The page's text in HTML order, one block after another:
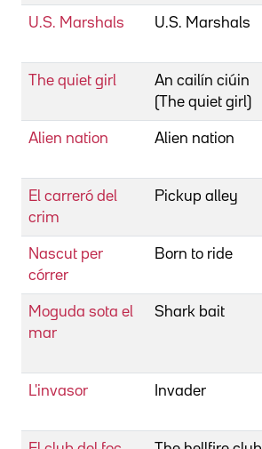
U.S. Marshals U.S. Marshals
The quiet girl
An cailín ciúin
(The quiet girl)
Alien nation Alien nation
El carreró del
crim
Pickup alley
Nascut per
córrer
Born to ride
Moguda sota el
mar
Shark bait
L'invasor Invader